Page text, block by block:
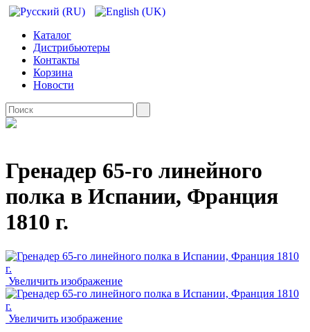
Каталог
Дистрибьютеры
Контакты
Корзина
Новости
Гренадер 65-го линейного
полка в Испании, Франция
1810 г.
Увеличить изображение
Увеличить изображение